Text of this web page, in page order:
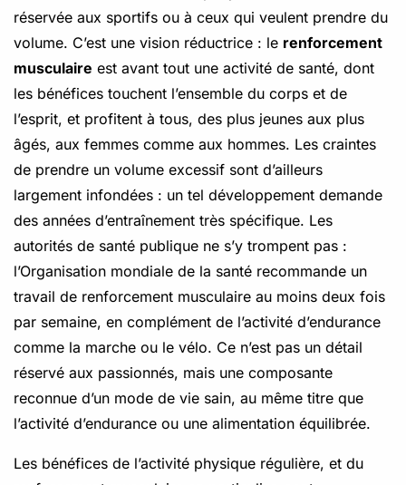
réservée aux sportifs ou à ceux qui veulent prendre du
volume. C’est une vision réductrice : le renforcement
musculaire est avant tout une activité de santé, dont
les bénéfices touchent l’ensemble du corps et de
l’esprit, et profitent à tous, des plus jeunes aux plus
âgés, aux femmes comme aux hommes. Les craintes
de prendre un volume excessif sont d’ailleurs
largement infondées : un tel développement demande
des années d’entraînement très spécifique. Les
autorités de santé publique ne s’y trompent pas :
l’Organisation mondiale de la santé recommande un
travail de renforcement musculaire au moins deux fois
par semaine, en complément de l’activité d’endurance
comme la marche ou le vélo. Ce n’est pas un détail
réservé aux passionnés, mais une composante
reconnue d’un mode de vie sain, au même titre que
l’activité d’endurance ou une alimentation équilibrée.
Les bénéfices de l’activité physique régulière, et du